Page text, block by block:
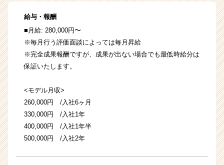
給与・報酬
■月給: 280,000円〜
※毎月行う評価面談によっては毎月昇給
※完全成果報酬ですが、成果が出ない場合でも最低時給分は
保証いたします。
<モデル月収>
260,000円 /入社6ヶ月
330,000円 /入社1年
400,000円 /入社1年半
500,000円 /入社2年